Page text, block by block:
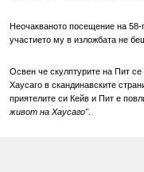
Неочакваното посещение на 58-
участието му в изложбата не
Освен че скулптурите на Пит
Хаусаго в скандинавските
приятелите си Кейв и Пит е
живот на Хаусаго".